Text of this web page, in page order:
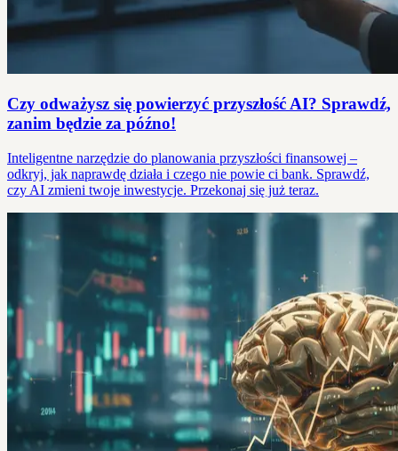
Czy odważysz się powierzyć przyszłość AI? Sprawdź,
zanim będzie za późno!
Inteligentne narzędzie do planowania przyszłości finansowej –
odkryj, jak naprawdę działa i czego nie powie ci bank. Sprawdź,
czy AI zmieni twoje inwestycje. Przekonaj się już teraz.